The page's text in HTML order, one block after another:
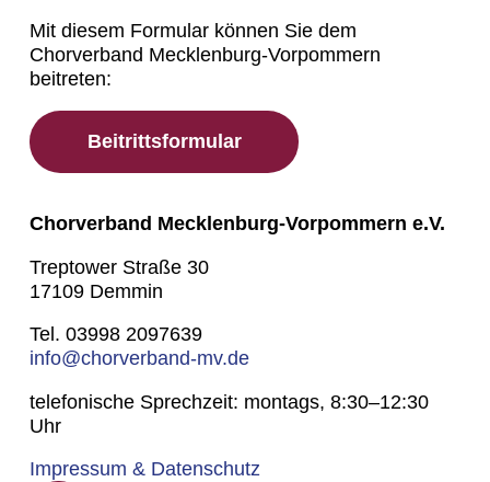
Mit diesem Formular können Sie dem
Chorverband Mecklenburg-Vorpommern
beitreten:
Beitrittsformular
Chorverband Mecklenburg-Vorpommern e.V.
Treptower Straße 30
17109 Demmin
Tel. 03998 2097639
info@chorverband-mv.de
telefonische Sprechzeit: montags, 8:30–12:30
Uhr
Impressum & Datenschutz